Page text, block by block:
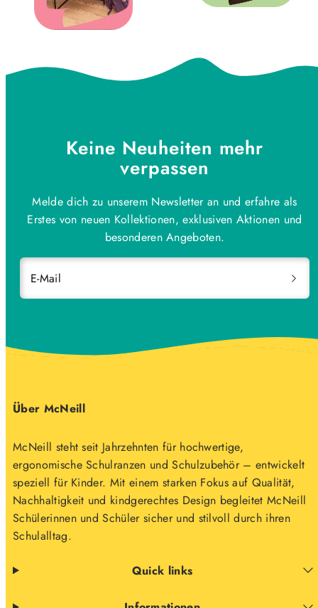
Keine Neuheiten mehr
verpassen
Melde dich zu unserem Newsletter an und erfahre als
Erstes von neuen Kollektionen, exklusiven Aktionen und
besonderen Angeboten.
E-Mail
Über McNeill
McNeill steht seit Jahrzehnten für hochwertige,
ergonomische Schulranzen und Schulzubehör – entwickelt
speziell für Kinder. Mit einem starken Fokus auf Qualität,
Nachhaltigkeit und kindgerechtes Design begleitet McNeill
Schülerinnen und Schüler sicher und stilvoll durch ihren
Schulalltag.
Quick links